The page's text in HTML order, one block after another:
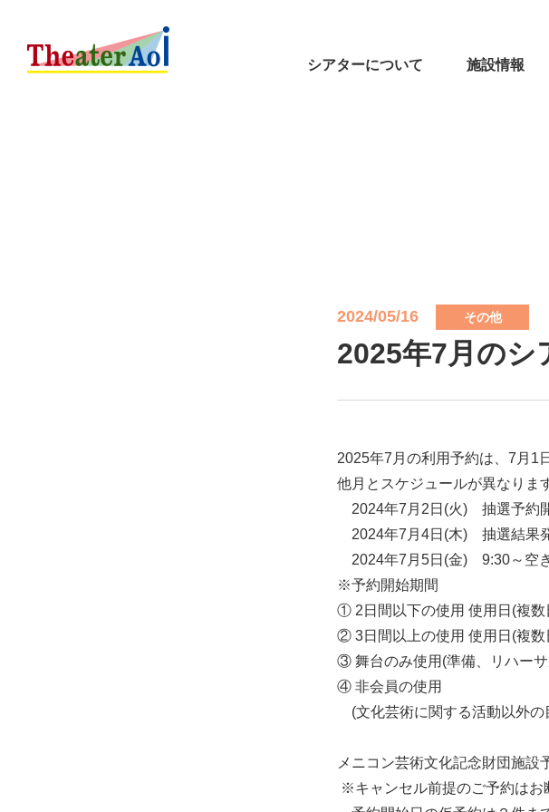
シアターについて 施設情報
2024/05/16 その他
2025年7月のシ
2025年7 月の利用予約は、 7 月 1 日
他月とスケジュールが異なりま
2024年7 月 2 日 (火) 抽選予約
2024年7 月 4日 (木) 抽選結果
2024年7 月 5日 (金) 9:30～空
※予約開始期間
① 2 日間以下の使用 使用日 (複数
② 3日間以上の使用 使用日 (複数
③ 舞台のみ使用 (準備、リハー
④ 非会員の使用
(文化芸術に関する活動以外の
メニコン芸術文化記念財団施設
※キャンセル前提のご予約はお